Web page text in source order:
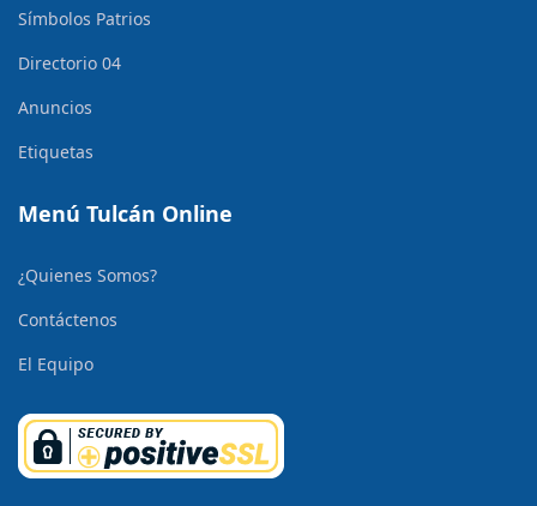
Símbolos Patrios
Directorio 04
Anuncios
Etiquetas
Menú Tulcán Online
¿Quienes Somos?
Contáctenos
El Equipo